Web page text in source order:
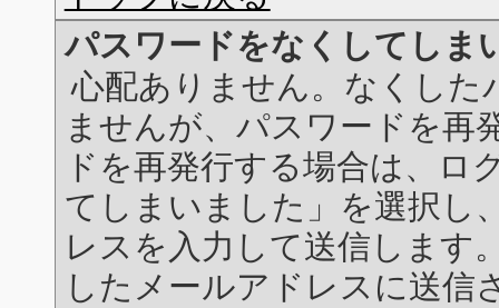
パスワードをなくしてしま
心配ありません。なくし
ませんが、パスワードを再
ドを再発行する場合は、ロ
てしまいました」を選択し
レスを入力して送信します
したメールアドレスに送信